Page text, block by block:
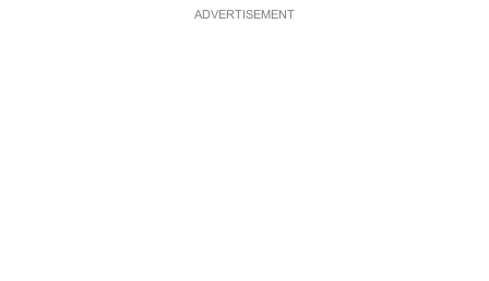
ADVERTISEMENT